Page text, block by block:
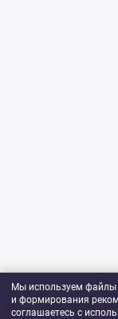
Мы используем файлы
и формирования
соглашаетесь с